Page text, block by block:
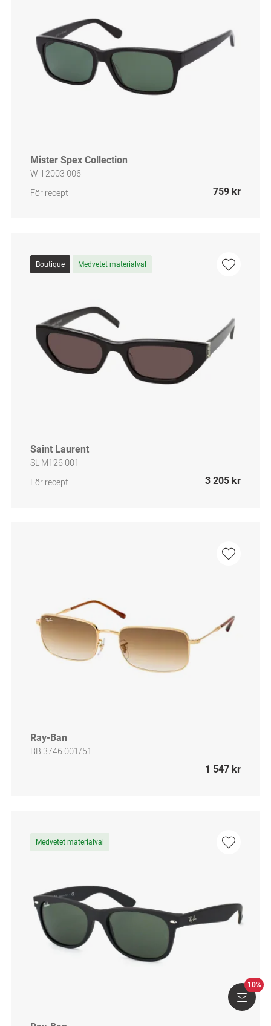
Mister Spex Collection
Will 2003 006
För recept
759 kr
Boutique Medvetet materialval
Saint Laurent
SL M126 001
För recept
3 205 kr
Ray-Ban
RB 3746 001/51
1 547 kr
Medvetet materialval
10%